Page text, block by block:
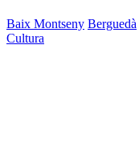
Baix Montseny Berguedà
Cultura